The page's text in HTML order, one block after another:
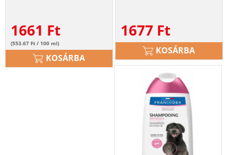
1661 Ft
(553.67 Ft / 100 ml)
KOSÁRBA
1677 Ft
KOSÁRBA